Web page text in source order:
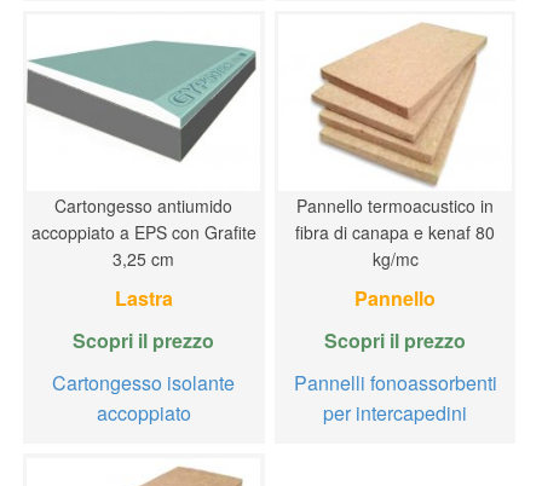
Cartongesso antiumido
accoppiato a EPS con Grafite
3,25 cm
Lastra
Scopri il prezzo
Cartongesso isolante
accoppiato
Pannello termoacustico in
fibra di canapa e kenaf 80
kg/mc
Pannello
Scopri il prezzo
Pannelli fonoassorbenti
per intercapedini